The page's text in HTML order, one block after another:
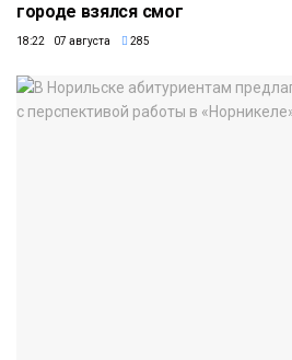
городе взялся смог
18:22 07 августа 285